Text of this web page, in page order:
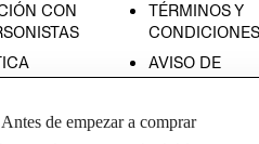
CON
TÉRMINOS Y
CONDICIONES
AVISO DE
PRIVACIDAD
Antes de empezar a comprar